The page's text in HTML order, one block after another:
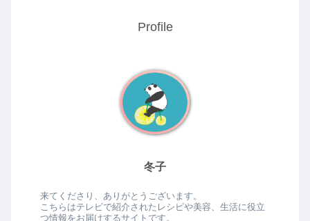
Profile
冬子
来てくださり、ありがとうございます。
こちらはテレビで紹介されたレシピや美容、生活に役立
つ情報をお届けするサイトです。